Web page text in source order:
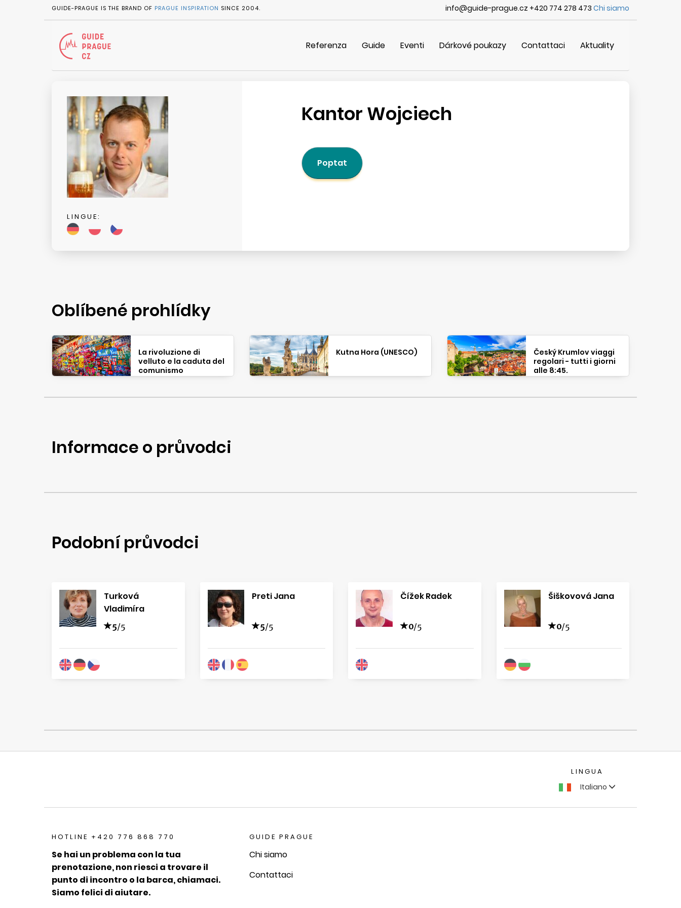
GUIDE-PRAGUE IS THE BRAND OF PRAGUE INSPIRATION SINCE 2004. info@guide-prague.cz +420 774 278 473 Chi siamo
Referenza Guide Eventi Dárkové poukazy Contattaci Aktuality
LINGUE:
Kantor Wojciech
Poptat
Oblíbené prohlídky
La rivoluzione di
velluto e la caduta del
comunismo
Kutna Hora (UNESCO)
Český Krumlov viaggi
regolari - tutti i giorni
alle 8:45.
Informace o průvodci
Podobní průvodci
Turková
Vladimíra
5/5
Preti Jana
5/5
Čížek Radek
0/5
Šiškovová Jana
0/5
LINGUA
Italiano
HOTLINE +420 776 868 770
Se hai un problema con la tua
prenotazione, non riesci a trovare il
punto di incontro o la barca, chiamaci.
Siamo felici di aiutare.
GUIDE PRAGUE
Chi siamo
Contattaci